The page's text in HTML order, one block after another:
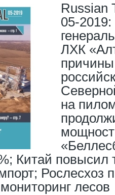
Russian
05-
ЛХК
на
Китай повысил
Рослесхоз
лесов